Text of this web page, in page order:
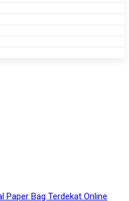
Paper Bag Terdekat Online